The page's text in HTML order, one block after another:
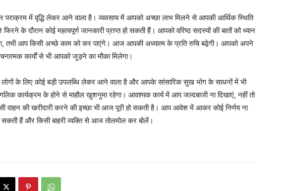
में वृद्धि लेकर आने वाला है। व्यवसाय में आपको अच्छा लाभ मिलने से आपकी आर्थिक स्थिति
के दौरान कोई महत्वपूर्ण जानकारी प्राप्त हो सकती हैं। आपको वरिष्ठ सदस्यों की बातों को ध्यान
तभी आप किसी अच्छे काम को कर पाएंगे। आज आपकी अध्यात्म के प्रति रुचि बढ़ेगी। आपको अपने
कार्यों से भी आपको जुड़ने का मौका मिलेगा।
के लिए कोई बड़ी उपलब्धि लेकर आने वाला है और आपके सांसारिक सुख भोग के साधनों में भी
कार्यक्रम के होने से माहौल खुशनुमा रहेगा। आवश्यक कार्य में आप जल्दबाजी ना दिखाएं, नहीं तो
वाहन की खरीदारी करने की इच्छा भी आज पूरी हो सकती है। आप आवेश में आकर कोई निर्णय ना
हैं और किसी बाहरी व्यक्ति से आज तोलमोल कर बोलें।